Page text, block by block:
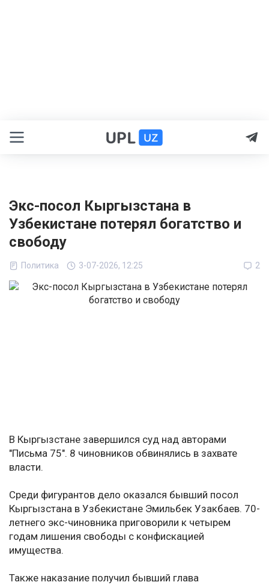
Экс-посол Кыргызстана в
Узбекистане потерял богатство и
свободу
Политика 3-07-2026, 12:25 2
В Кыргызстане завершился суд над авторами
"Письма 75". 8 чиновников обвинялись в захвате
власти.
Среди фигурантов дело оказался бывший посол
Кыргызстана в Узбекистане Эмильбек Узакбаев. 70-
летнего экс-чиновника приговорили к четырем
годам лишения свободы с конфискацией
имущества.
Также наказание получил бывший глава